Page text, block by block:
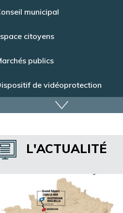
de garde
municipal
citoyens
publics
Dispositif de vidéoprotection
des services
des associations
Argentan Aujourd’hui
L'ACTUALITÉ